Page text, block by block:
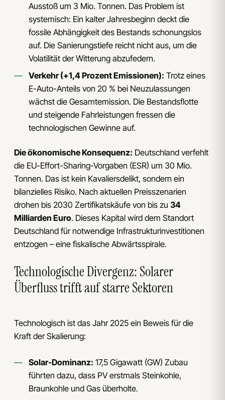
Ausstoß um 3 Mio. Tonnen. Das Problem ist
systemisch: Ein kalter Jahresbeginn deckt die
fossile Abhängigkeit des Bestands schonungslos
auf. Die Sanierungstiefe reicht nicht aus, um die
Volatilität der Witterung abzufedern.
Verkehr (+1,4 Prozent Emissionen): Trotz eines
E-Auto-Anteils von 20 % bei Neuzulassungen
wächst die Gesamtemission. Die Bestandsflotte
und steigende Fahrleistungen fressen die
technologischen Gewinne auf.
Die ökonomische Konsequenz: Deutschland verfehlt
die EU-Effort-Sharing-Vorgaben (ESR) um 30 Mio.
Tonnen. Das ist kein Kavaliersdelikt, sondern ein
bilanzielles Risiko. Nach aktuellen Preisszenarien
drohen bis 2030 Zertifikatskäufe von bis zu 34
Milliarden Euro. Dieses Kapital wird dem Standort
Deutschland für notwendige Infrastrukturinvestitionen
entzogen – eine fiskalische Abwärtsspirale.
Technologische Divergenz: Solarer
Überfluss trifft auf starre Sektoren
Technologisch ist das Jahr 2025 ein Beweis für die
Kraft der Skalierung:
Solar-Dominanz: 17,5 Gigawatt (GW) Zubau
führten dazu, dass PV erstmals Steinkohle,
Braunkohle und Gas überholte.